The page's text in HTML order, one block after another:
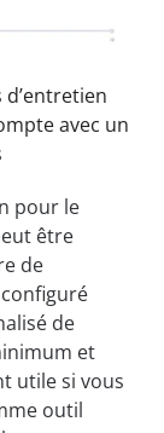
avec un
pour le
être
de
de
et
utile si vous
outil